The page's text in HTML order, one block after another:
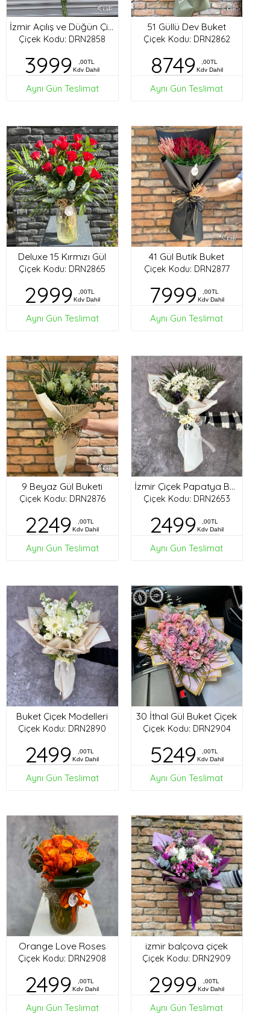
İzmir Açılış ve Düğün Çiçekleri
Çiçek Kodu: DRN2858
3999
,00TL
Kdv Dahil
Aynı Gün Teslimat
51 Güllü Dev Buket
Çiçek Kodu: DRN2862
8749
,00TL
Kdv Dahil
Aynı Gün Teslimat
Deluxe 15 Kırmızı Gül
Çiçek Kodu: DRN2865
2999
,00TL
Kdv Dahil
Aynı Gün Teslimat
41 Gül Butik Buket
Çiçek Kodu: DRN2877
7999
,00TL
Kdv Dahil
Aynı Gün Teslimat
9 Beyaz Gül Buketi
Çiçek Kodu: DRN2876
2249
,00TL
Kdv Dahil
Aynı Gün Teslimat
İzmir Çiçek Papatya Buketi
Çiçek Kodu: DRN2653
2499
,00TL
Kdv Dahil
Aynı Gün Teslimat
Buket Çiçek Modelleri
Çiçek Kodu: DRN2890
2499
,00TL
Kdv Dahil
Aynı Gün Teslimat
30 İthal Gül Buket Çiçek
Çiçek Kodu: DRN2904
5249
,00TL
Kdv Dahil
Aynı Gün Teslimat
Orange Love Roses
Çiçek Kodu: DRN2908
2499
,00TL
Kdv Dahil
Aynı Gün Teslimat
izmir balçova çiçek
Çiçek Kodu: DRN2909
2999
,00TL
Kdv Dahil
Aynı Gün Teslimat